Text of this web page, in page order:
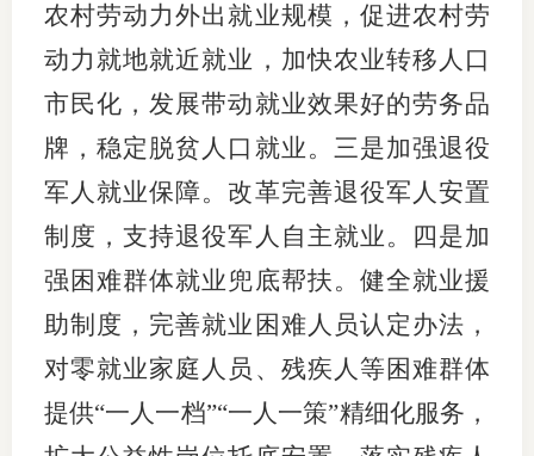
农村劳动力外出就业规模，促进农村劳
动力就地就近就业，加快农业转移人口
市民化，发展带动就业效果好的劳务品
牌，稳定脱贫人口就业。三是加强退役
军人就业保障。改革完善退役军人安置
制度，支持退役军人自主就业。四是加
强困难群体就业兜底帮扶。健全就业援
助制度，完善就业困难人员认定办法，
对零就业家庭人员、残疾人等困难群体
提供“一人一档”“一人一策”精细化服务，